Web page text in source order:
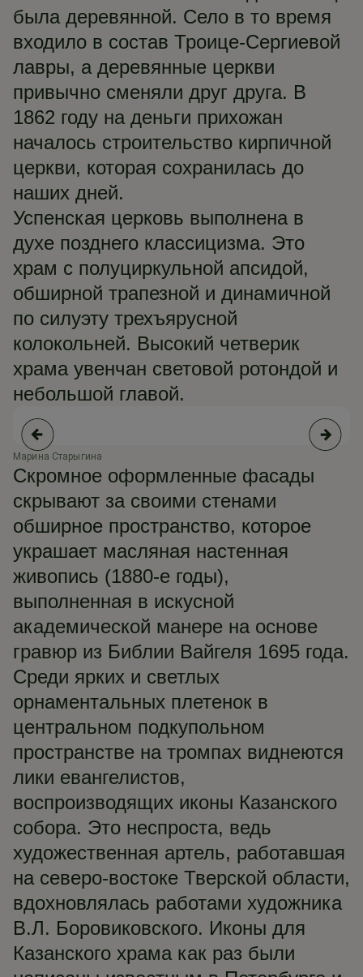
была деревянной. Село в то время
входило в состав Троице-Сергиевой
лавры, а деревянные церкви
привычно сменяли друг друга. В
1862 году на деньги прихожан
началось строительство кирпичной
церкви, которая сохранилась до
наших дней.
Успенская церковь выполнена в
духе позднего классицизма. Это
храм с полуциркульной апсидой,
обширной трапезной и динамичной
по силуэту трехъярусной
колокольней. Высокий четверик
храма увенчан световой ротондой и
небольшой главой.
Марина Старыгина
Скромное оформленные фасады
скрывают за своими стенами
обширное пространство, которое
украшает масляная настенная
живопись (1880-е годы),
выполненная в искусной
академической манере на основе
гравюр из Библии Вайгеля 1695 года.
Среди ярких и светлых
орнаментальных плетенок в
центральном подкупольном
пространстве на тромпах виднеются
лики евангелистов,
воспроизводящих иконы Казанского
собора. Это неспроста, ведь
художественная артель, работавшая
на северо-востоке Тверской области,
вдохновлялась работами художника
В.Л. Боровиковского. Иконы для
Казанского храма как раз были